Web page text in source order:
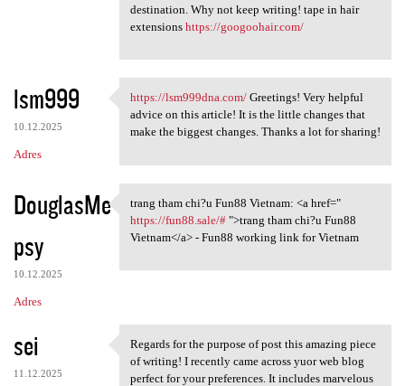
destination. Why not keep writing! tape in hair
extensions https://googoohair.com/
lsm999
10.12.2025
Adres
https://lsm999dna.com/
https://lsm999dna.com/Greetings! Very helpful
advice on this article! It is the little changes that
make the biggest changes. Thanks a lot for sharing!
DouglasMe
psy
10.12.2025
Adres
trang tham chi?u Fun88
trang tham chi?u Fun88 Vietnam: <a href="
https://fun88.sale/#">trang tham chi?u Fun88
Vietnam</a> - Fun88 working link for Vietnam
sei
11.12.2025
Regards for the purpose of
Regards for the purpose of post this amazing piece
of writing! I recently came across yuor web blog
perfect for your preferences. It includes marvelous